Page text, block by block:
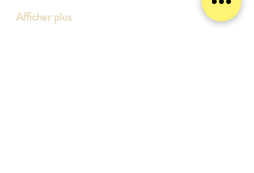
Afficher plus